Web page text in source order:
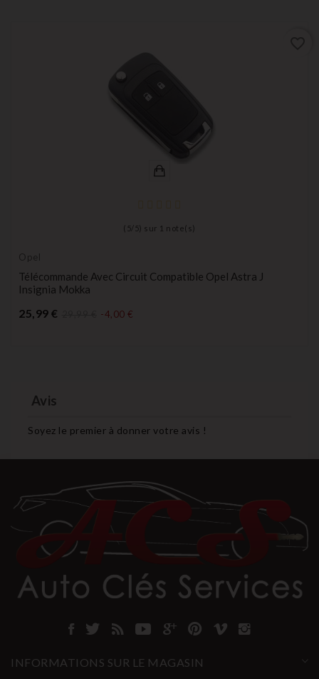
( 5/ 5) sur 1 note(s)
Opel
Télécommande Avec Circuit Compatible Opel Astra J
Insignia Mokka
25,99 € -4,00 €
Avis
Soyez le premier à donner votre avis !
INFORMATIONS SUR LE MAGASIN